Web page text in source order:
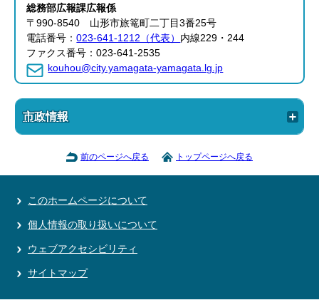
総務部広報課広報係
〒990-8540 山形市旅篭町二丁目3番25号
電話番号：023-641-1212（代表） 内線229・244
ファクス番号：023-641-2535
kouhou@city.yamagata-yamagata.lg.jp
市政情報
前のページへ戻る トップページへ戻る
このホームページについて
個人情報の取り扱いについて
ウェブアクセシビリティ
サイトマップ